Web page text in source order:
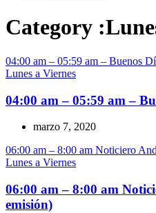
Category
04:00 am – 05:59 am – Buenos
Lunes a Viernes
04:00 am – 05:59 am –
marzo 7, 2020
06:00 am – 8:00 am Noticiero
Lunes a Viernes
06:00 am – 8:00 am
emisión)